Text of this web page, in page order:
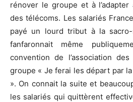
rénover le groupe et à
des télécoms. Les salariés
payé un lourd tribut à la
fanfaronnait même
convention de l’association
groupe « Je ferai les départ par
». On connait la suite et
les salariés qui quittèrent